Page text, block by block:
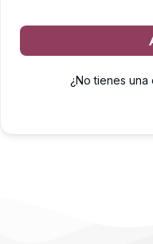
¿No tienes una